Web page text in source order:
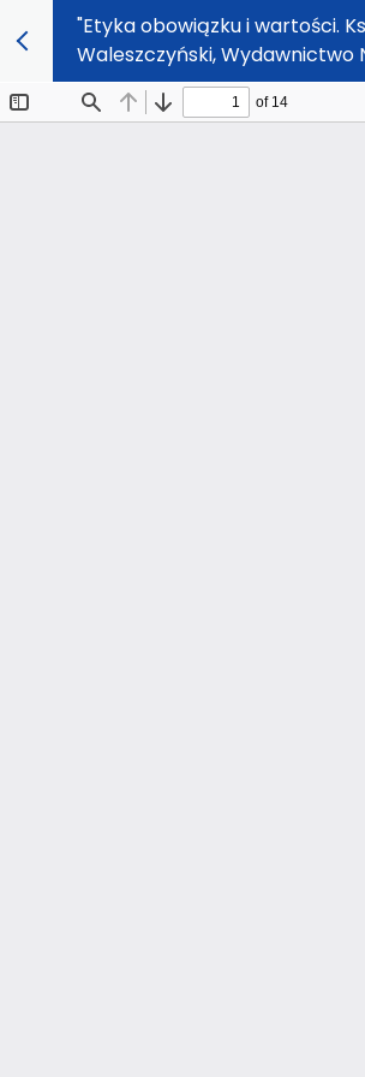
"Etyka obowiązku i wartości.
Waleszczyński, Wydawnictwo